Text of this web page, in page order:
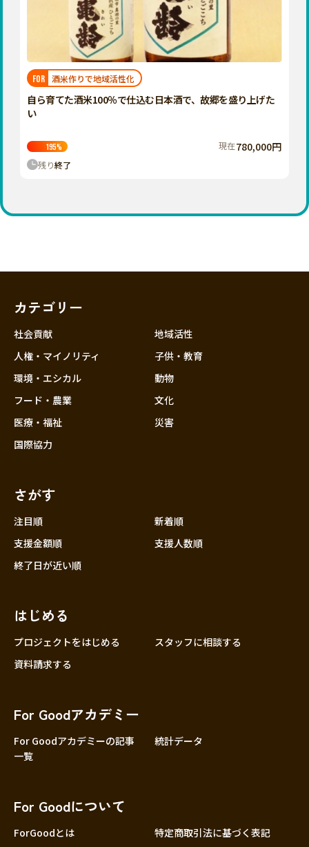
佐賀
熊本
鹿児島
FOR 酒米作りで地域活性化
自ら育てた酒米100％で仕込む日本酒で、故郷を盛り上げた
い
195% 現在780,000円
残り終了
カテゴリー
社会貢献
人権・マイノリティ
環境・エシカル
フード・農業
医療・福祉
国際協力
地域活性
子供・教育
動物
文化
災害
さがす
注目順
新着順
支援金額順
支援人数順
終了日が近い順
はじめる
プロジェクトをはじめる
スタッフに相談する
資料請求する
For Goodアカデミー
For Goodアカデミーの記事
一覧
統計データ
For Goodについて
ForGoodとは
特定商取引法に基づく表記